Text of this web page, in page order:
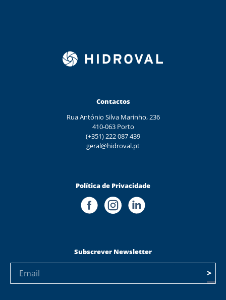
Contactos
Rua António Silva Marinho, 236
410-063 Porto
(+351) 222 087 439
geral@hidroval.pt
Política de Privacidade
Subscrever Newsletter
>